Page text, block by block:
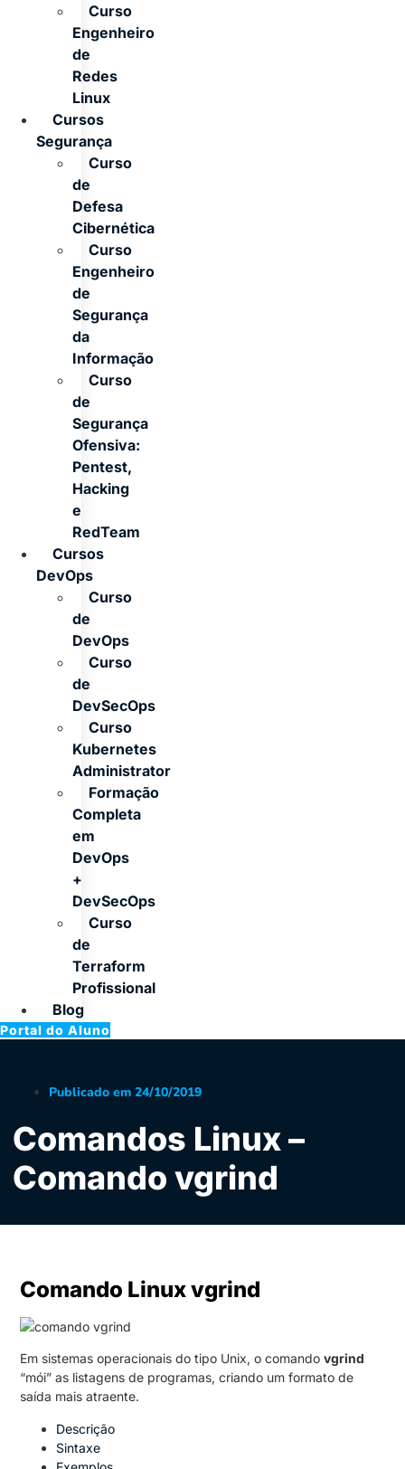
Curso
Engenheiro
de
Redes
Linux
Cursos
Segurança
Curso
de
Defesa
Cibernética
Curso
Engenheiro
de
Segurança
da
Informação
Curso
de
Segurança
Ofensiva:
Pentest,
Hacking
e
RedTeam
Cursos
DevOps
Curso
de
DevOps
Curso
de
DevSecOps
Curso
Kubernetes
Administrator
Formação
Completa
em
DevOps
+
DevSecOps
Curso
de
Terraform
Profissional
Blog
Portal do Aluno
Publicado em 24/10/2019
Comandos Linux –
Comando vgrind
Comando Linux vgrind
Em sistemas operacionais do tipo Unix, o comandovgrind
“mói” as listagens de programas, criando um formato de
saída mais atraente.
Descrição
Sintaxe